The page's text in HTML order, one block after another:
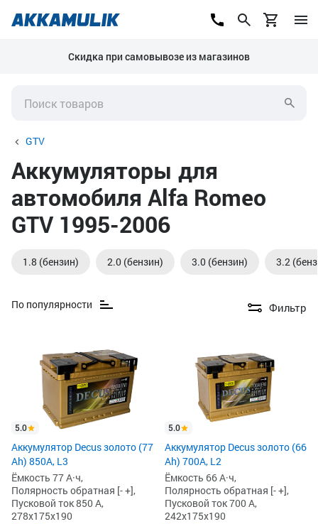
Скидка при самовывозе из магазинов
GTV
Аккумуляторы для
автомобиля Alfa Romeo
GTV 1995-2006
1.8 (бензин) 2.0 (бензин) 3.0 (бензин) 3.2
По популярности Фильтр
5.0
Аккумулятор Decus золото (77
Ah) 850А, L3
Ёмкость 77 А·ч,
Полярность обратная [- +],
Пусковой ток 850 А,
278x175x190
5.0
Аккумулятор Decus золото (66
Ah) 700A, L2
Ёмкость 66 А·ч,
Полярность обратная [- +],
Пусковой ток 700 А,
242x175x190